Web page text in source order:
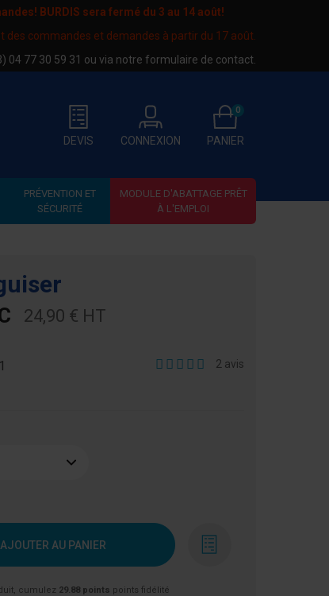
BURDIS sera fermé du 3 au 14 août!
des commandes et demandes à partir du 17 août.
04 77 30 59 31 ou via notre formulaire de contact
DEVIS CONNEXION PANIER
0
PRÉVENTION ET
SÉCURITÉ
MODULE D'ABATTAGE PRÊT
À L'EMPLOI
24,90 € HT
2 avis
AJOUTER AU PANIER
cumulez 29.88 points points fidélité